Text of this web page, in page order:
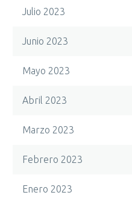
Julio 2023
Junio 2023
Mayo 2023
Abril 2023
Marzo 2023
Febrero 2023
Enero 2023